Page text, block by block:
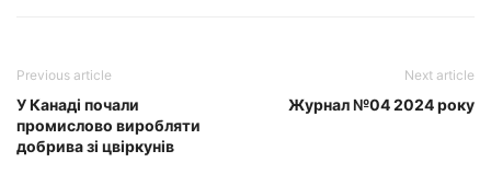
Previous article
У Канаді почали
промислово виробляти
добрива зі цвіркунів
Next article
Журнал №04 2024 року